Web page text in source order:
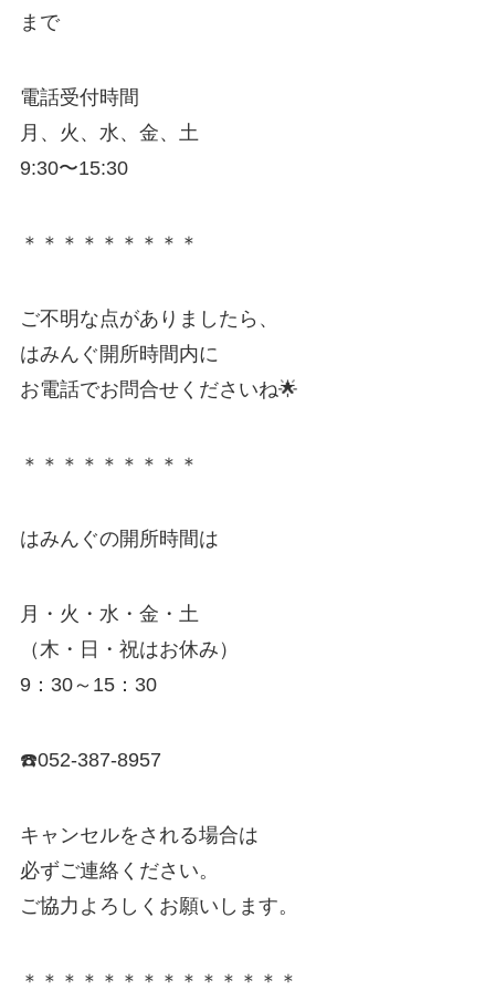
まで
電話受付時間
月、火、水、金、土
9:30〜15:30
＊＊＊＊＊＊＊＊＊
ご不明な点がありましたら、
はみんぐ開所時間内に
お電話でお問合せくださいね🌟
＊＊＊＊＊＊＊＊＊
はみんぐの開所時間は
月・火・水・金・土
（木・日・祝はお休み）
9：30～15：30
☎️052-387-8957
キャンセルをされる場合は
必ずご連絡ください。
ご協力よろしくお願いします。
＊＊＊＊＊＊＊＊＊＊＊＊＊＊